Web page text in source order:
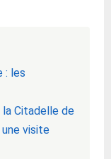
: les
Citadelle de
visite